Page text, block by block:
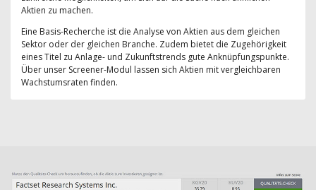
Aktien zu machen.
Eine Basis-Recherche ist die Analyse von Aktien aus dem gleichen
Sektor oder der gleichen Branche. Zudem bietet die Zugehörigkeit
eines Titel zu Anlage- und Zukunftstrends gute Anknüpfungspunkte.
Über unser Screener-Modul lassen sich Aktien mit vergleichbaren
Wachstumsraten finden.